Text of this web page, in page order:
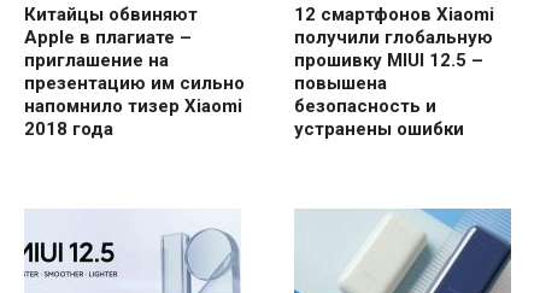
Китайцы обвиняют
Apple в плагиате –
приглашение на
презентацию им сильно
напомнило тизер Xiaomi
2018 года
12 смартфонов Xiaomi
получили глобальную
прошивку MIUI 12.5 –
повышена
безопасность и
устранены ошибки